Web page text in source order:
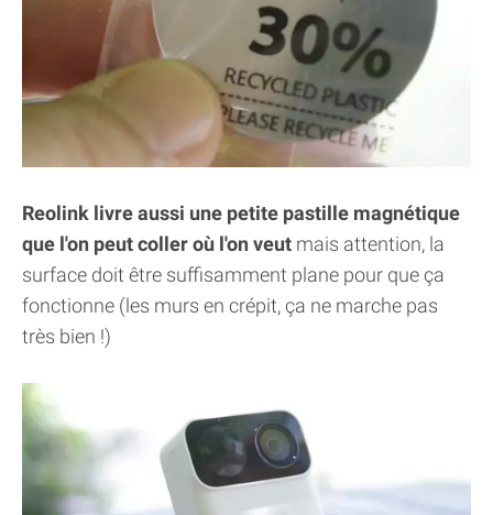
Reolink livre aussi une petite pastille magnétique
que l'on peut coller où l'on veut mais attention, la
surface doit être suffisamment plane pour que ça
fonctionne (les murs en crépit, ça ne marche pas
très bien !)